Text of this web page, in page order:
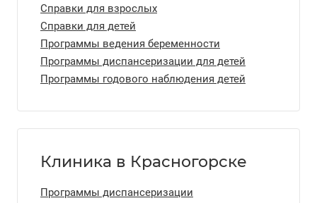
Справки для взрослых
Справки для детей
Программы ведения беременности
Программы диспансеризации для детей
Программы годового наблюдения детей
Клиника в Красногорске
Программы диспансеризации